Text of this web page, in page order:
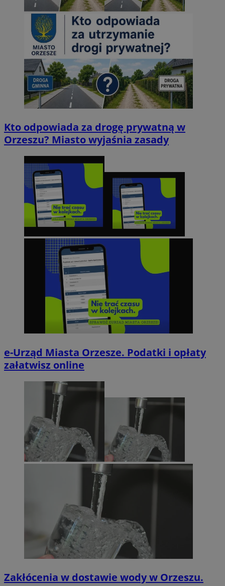
Kto odpowiada za drogę prywatną w
Orzeszu? Miasto wyjaśnia zasady
e-Urząd Miasta Orzesze. Podatki i opłaty
załatwisz online
Zakłócenia w dostawie wody w Orzeszu.